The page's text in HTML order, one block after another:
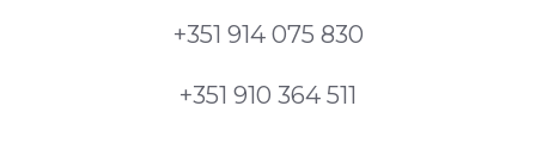
+351 914 075 830
+351 910 364 511